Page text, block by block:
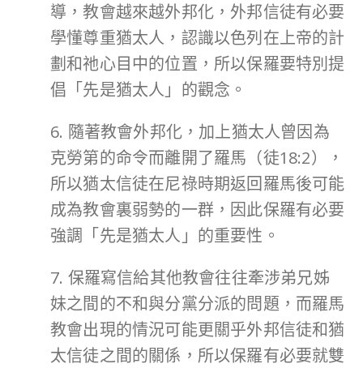
導，教會越來越外邦化，外邦信徒有必要
學懂尊重猶太人，認識以色列在上帝的計
劃和祂心目中的位置，所以保羅要特別提
倡「先是猶太人」的觀念。
6. 隨著教會外邦化，加上猶太人曾因為
克勞第的命令而離開了羅馬（徒18:2），
所以猶太信徒在尼祿時期返回羅馬後可能
成為教會裏弱勢的一群，因此保羅有必要
強調「先是猶太人」的重要性。
7. 保羅寫信給其他教會往往牽涉弟兄姊
妹之間的不和與分黨分派的問題，而羅馬
教會出現的情況可能更關乎外邦信徒和猶
太信徒之間的關係，所以保羅有必要就雙